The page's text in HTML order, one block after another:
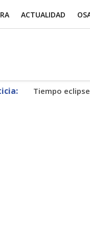
Tiempo eclipse
ACTUALIDAD